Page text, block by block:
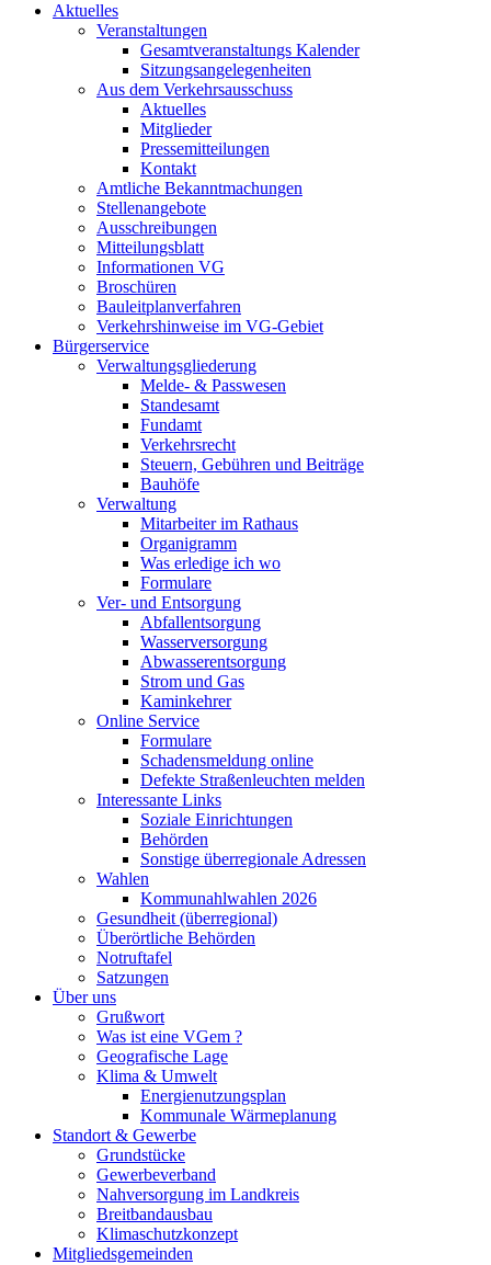
Aktuelles
Veranstaltungen
Gesamtveranstaltungs Kalender
Sitzungsangelegenheiten
Aus dem Verkehrsausschuss
Aktuelles
Mitglieder
Pressemitteilungen
Kontakt
Amtliche Bekanntmachungen
Stellenangebote
Ausschreibungen
Mitteilungsblatt
Informationen VG
Broschüren
Bauleitplanverfahren
Verkehrshinweise im VG-Gebiet
Bürgerservice
Verwaltungsgliederung
Melde- & Passwesen
Standesamt
Fundamt
Verkehrsrecht
Steuern, Gebühren und Beiträge
Bauhöfe
Verwaltung
Mitarbeiter im Rathaus
Organigramm
Was erledige ich wo
Formulare
Ver- und Entsorgung
Abfallentsorgung
Wasserversorgung
Abwasserentsorgung
Strom und Gas
Kaminkehrer
Online Service
Formulare
Schadensmeldung online
Defekte Straßenleuchten melden
Interessante Links
Soziale Einrichtungen
Behörden
Sonstige überregionale Adressen
Wahlen
Kommunahlwahlen 2026
Gesundheit (überregional)
Überörtliche Behörden
Notruftafel
Satzungen
Über uns
Grußwort
Was ist eine VGem ?
Geografische Lage
Klima & Umwelt
Energienutzungsplan
Kommunale Wärmeplanung
Standort & Gewerbe
Grundstücke
Gewerbeverband
Nahversorgung im Landkreis
Breitbandausbau
Klimaschutzkonzept
Mitgliedsgemeinden